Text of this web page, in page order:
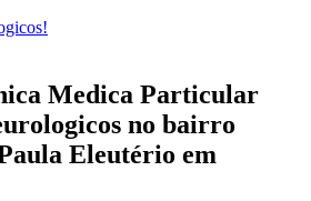
Medica Particular
no bairro
Eleutério em